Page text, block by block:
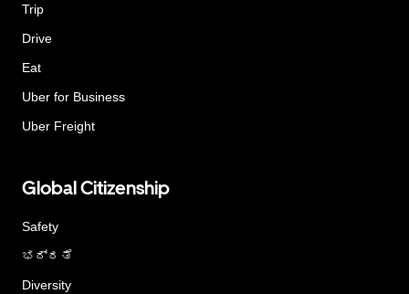
Trip
Drive
Eat
Uber for Business
Uber Freight
Global Citizenship
Safety
ಭದ್ರತೆ
Diversity